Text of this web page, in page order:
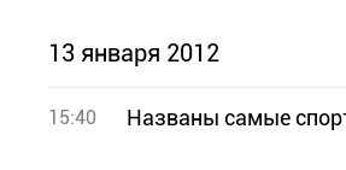
13 января 2012
15:40 Названы самые